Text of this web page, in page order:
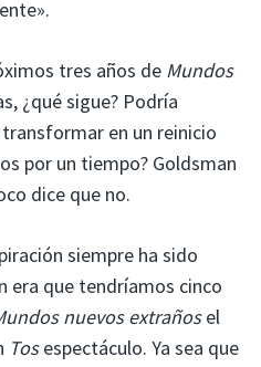
tres años de Mundos
¿qué sigue? Podría
en un reinicio
por un tiempo? Goldsman
dice que no.
siempre ha sido
era que tendríamos cinco
nuevos extrañosel
Tosespectáculo. Ya sea que